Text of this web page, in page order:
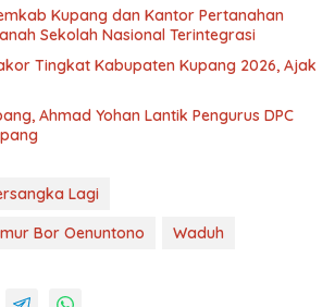
Kupang dan Kantor Pertanahan
Sekolah Nasional Terintegrasi
Tingkat Kabupaten Kupang 2026, Ajak
Ahmad Yohan Lantik Pengurus DPC
Lagi
Bor Oenuntono
Waduh